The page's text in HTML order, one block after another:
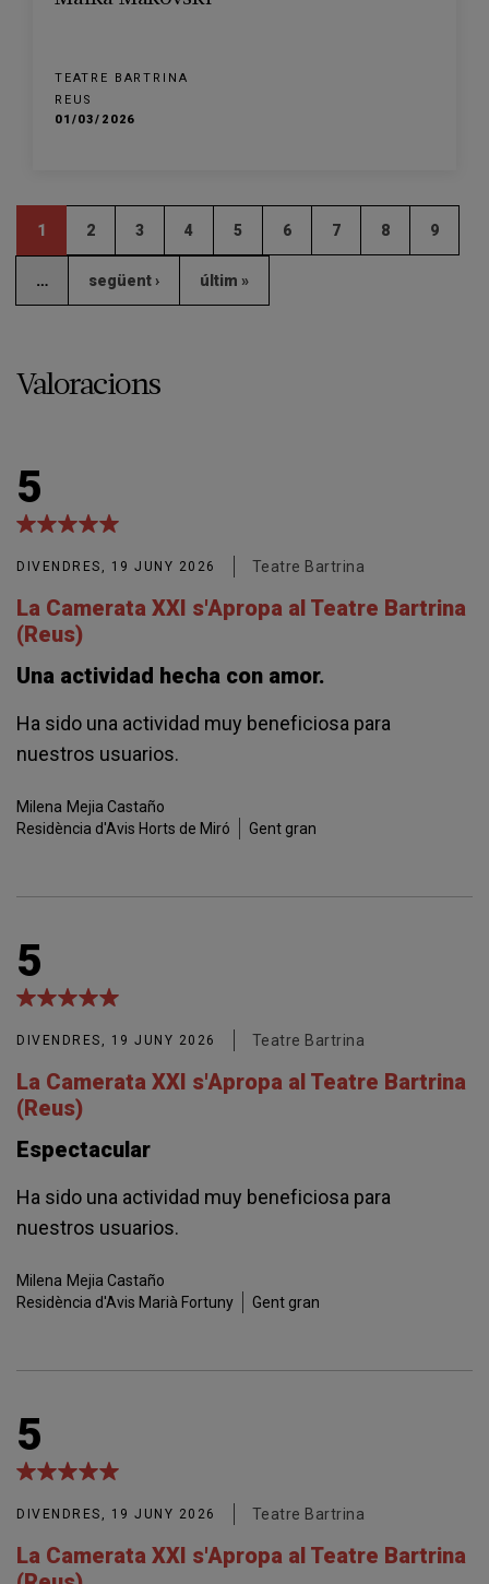
TEATRE BARTRINA
REUS
01/03/2026
1 2 3 4 5 6 7 8 9
… següent › últim »
Valoracions
5
DIVENDRES, 19 JUNY 2026 Teatre Bartrina
La Camerata XXI s'Apropa al Teatre Bartrina
(Reus)
Una actividad hecha con amor.
Ha sido una actividad muy beneficiosa para
nuestros usuarios.
Milena Mejia Castaño
Residència d'Avis Horts de Miró
Gent gran
5
DIVENDRES, 19 JUNY 2026 Teatre Bartrina
La Camerata XXI s'Apropa al Teatre Bartrina
(Reus)
Espectacular
Ha sido una actividad muy beneficiosa para
nuestros usuarios.
Milena Mejia Castaño
Residència d'Avis Marià Fortuny
Gent gran
5
DIVENDRES, 19 JUNY 2026 Teatre Bartrina
La Camerata XXI s'Apropa al Teatre Bartrina